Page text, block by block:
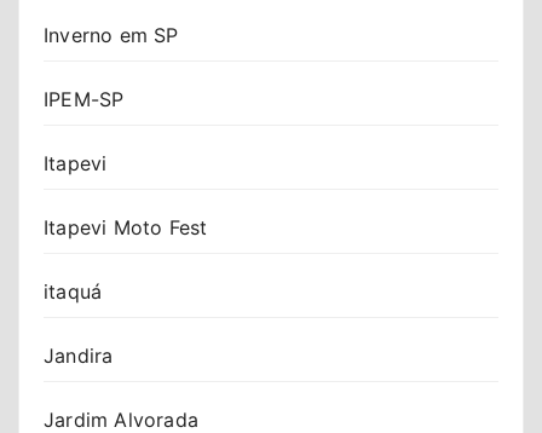
Inverno em SP
IPEM-SP
Itapevi
Itapevi Moto Fest
itaquá
Jandira
Jardim Alvorada